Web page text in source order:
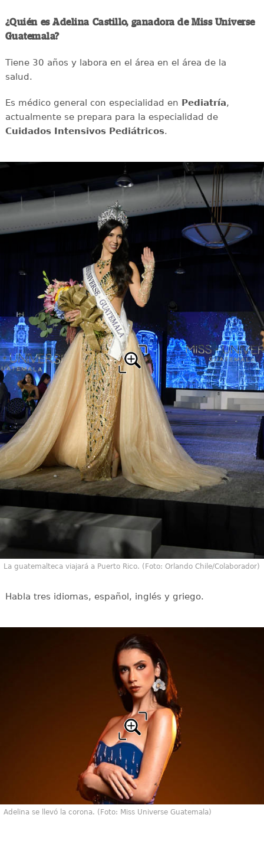
¿Quién es Adelina Castillo, ganadora de Miss Universe
Guatemala?
Tiene 30 años y labora en el área en el área de la
salud.
Es médico general con especialidad en Pediatría,
actualmente se prepara para la especialidad de
Cuidados Intensivos Pediátricos.
La guatemalteca viajará a Puerto Rico. (Foto: Orlando Chile/Colaborador)
Habla tres idiomas, español, inglés y griego.
Adelina se llevó la corona. (Foto: Miss Universe Guatemala)